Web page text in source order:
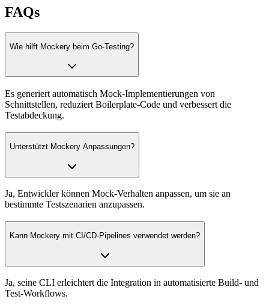
FAQs
Wie hilft Mockery beim Go-Testing?
Es generiert automatisch Mock-Implementierungen von
Schnittstellen, reduziert Boilerplate-Code und verbessert die
Testabdeckung.
Unterstützt Mockery Anpassungen?
Ja, Entwickler können Mock-Verhalten anpassen, um sie an
bestimmte Testszenarien anzupassen.
Kann Mockery mit CI/CD-Pipelines verwendet werden?
Ja, seine CLI erleichtert die Integration in automatisierte Build- und
Test-Workflows.